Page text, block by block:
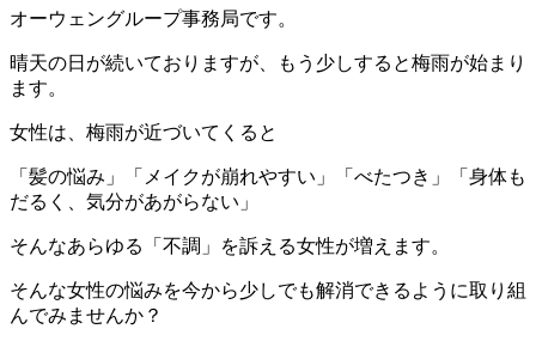
オーウェングループ事務局です。
晴天の日が続いておりますが、もう少しすると梅雨が始まり
ます。
女性は、梅雨が近づいてくると
「髪の悩み」「メイクが崩れやすい」「べたつき」「身体も
だるく、気分があがらない」
そんなあらゆる「不調」を訴える女性が増えます。
そんな女性の悩みを今から少しでも解消できるように取り組
んでみませんか？